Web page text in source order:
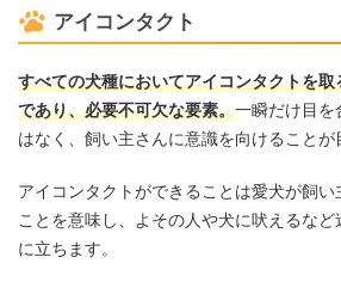
アイコンタクト
すべての犬種においてアイコンタクトを
であり、必要不可欠な要素。一瞬だけ目を
はなく、飼い主さんに意識を向けることが
アイコンタクトができることは愛犬が飼い
ことを意味し、よその人や犬に吠えるな
に立ちます。